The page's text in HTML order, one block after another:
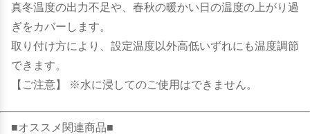
真冬温度の出力不足や、春秋の暖かい日の温度の上がり過
ぎをカバーします。
取り付け方により、設定温度以外高低いずれにも温度調節
できます。
【ご注意】 ※水に浸してのご使用はできません。
■オススメ関連商品■